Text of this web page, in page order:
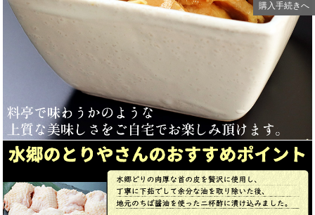
購入手続きへ
購入手続きへ